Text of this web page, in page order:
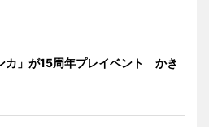
カ」が15周年プレイベント かき